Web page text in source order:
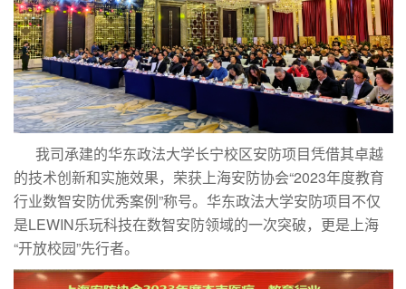
我司承建的华东政法大学长宁校区安防项目凭借其卓越
的技术创新和实施效果，荣获上海安防协会“2023年度教育
行业数智安防优秀案例”称号。华东政法大学安防项目不仅
是LEWIN乐玩科技在数智安防领域的一次突破，更是上海
“开放校园”先行者。